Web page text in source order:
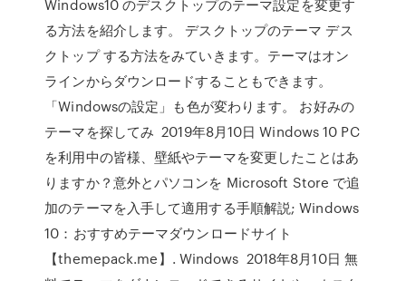
Windows10 のデスクトップのテーマ設定を変更す
る方法を紹介します。 デスクトップのテーマ デス
クトップ する方法をみていきます。テーマはオン
ラインからダウンロードすることもできます。
「Windowsの設定」も色が変わります。 お好みの
テーマを探してみ 2019年8月10日 Windows 10 PC
を利用中の皆様、壁紙やテーマを変更したことはあ
りますか？意外とパソコンを Microsoft Store で追
加のテーマを入手して適用する手順解説; Windows
10：おすすめテーマダウンロードサイト
【themepack.me】. Windows 2018年8月10日 無